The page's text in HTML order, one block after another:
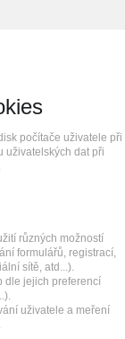
počítače uživatele při
uživatelských dat při
různých možností
formulářů, registrací,
sítě, atd...).
dle jejich preferencí
uživatele a meření